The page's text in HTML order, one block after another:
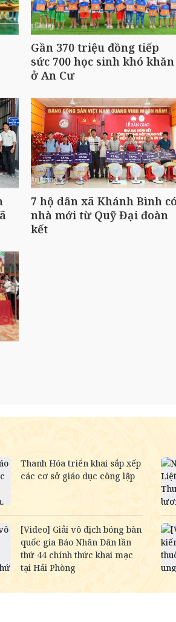
Gần 370 triệu đồng tiếp
sức 700 học sinh khó khăn
ở An Cư
7 hộ dân xã Khánh Bình
nhà mới từ Quỹ Đại đoàn
kết